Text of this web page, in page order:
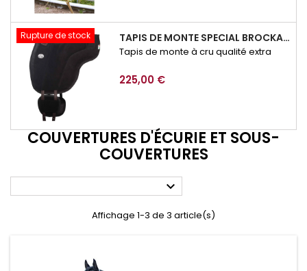
Rupture de stock TAPIS DE MONTE SPECIAL BROCKAMP
Tapis de monte à cru qualité extra
225,00 €
COUVERTURES D'ÉCURIE ET SOUS-
COUVERTURES

Affichage 1-3 de 3 article(s)